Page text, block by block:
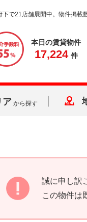
で21店舗展開中。物件掲載
本日の賃貸物件
17,224 件
ア から探す
誠に申し訳
この物件は